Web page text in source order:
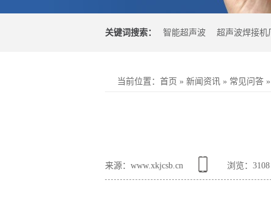
关键词搜索： 智能超声波 超声波焊接机
当前位置 ： 首页 » 新闻资讯 » 常见问答 »
来源：www.xkjcsb.cn 浏览： 3108